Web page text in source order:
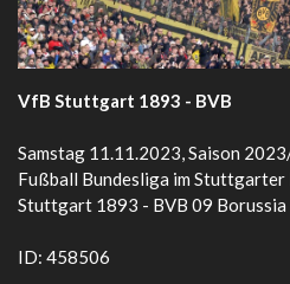
VfB Stuttgart 1893 - BVB
Samstag 11.11.2023, Saison
Fußball Bundesliga im Stuttgarter
Stuttgart 1893 - BVB 09 Borussia
ID: 458506